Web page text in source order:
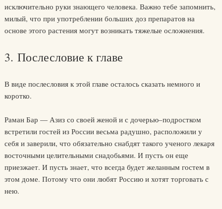
исключительно руки знающего человека. Важно тебе запомнить,
милый, что при употреблении больших доз препаратов на
основе этого растения могут возникать тяжелые осложнения.
3. Послесловие к главе
В виде послесловия к этой главе осталось сказать немного и
коротко.
Раман Бар — Азиз со своей женой и с дочерью–подростком
встретили гостей из России весьма радушно, расположили у
себя и заверили, что обязательно снабдят такого ученого лекаря
восточными целительными снадобьями. И пусть он еще
приезжает. И пусть знает, что всегда будет желанным гостем в
этом доме. Потому что они любят Россию и хотят торговать с
нею.